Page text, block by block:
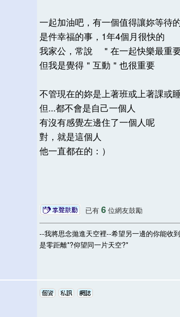
一起加油吧，有一個值得讓妳等待
是件幸福的事，1年4個月很快的
我家公，常說 ＂在一起快樂最重
但我是覺得＂互動＂也很重要
不管現在的妳是上著班或上著課或
但...都不會是自己一個人
有沒有感覺左邊住了一個人呢
對，就是這個人
他一直都在的：）
已有 6位網友鼓勵
--我將思念拋進天空裡--希望另一邊的你能收
是零距離*?仰望同一片天空?*